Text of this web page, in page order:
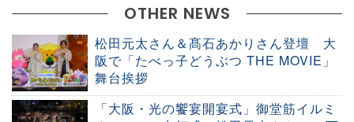
OTHER NEWS
松田元太さん＆髙石あかりさん登壇 大
阪で「たべっ子どうぶつ THE MOVIE」
舞台挨拶
「大阪・光の饗宴開宴式」御堂筋イルミ